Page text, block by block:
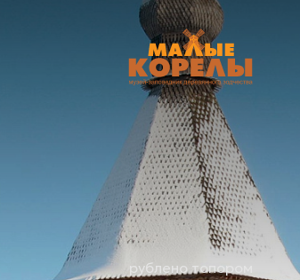
рублено топором